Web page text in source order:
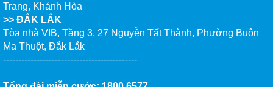
Trang, Khánh Hòa
>> ĐẮK LẮK
Tòa nhà VIB, Tầng 3, 27 Nguyễn Tất Thành, Phường Buôn
Ma Thuột, Đắk Lắk
--------------------------------------------